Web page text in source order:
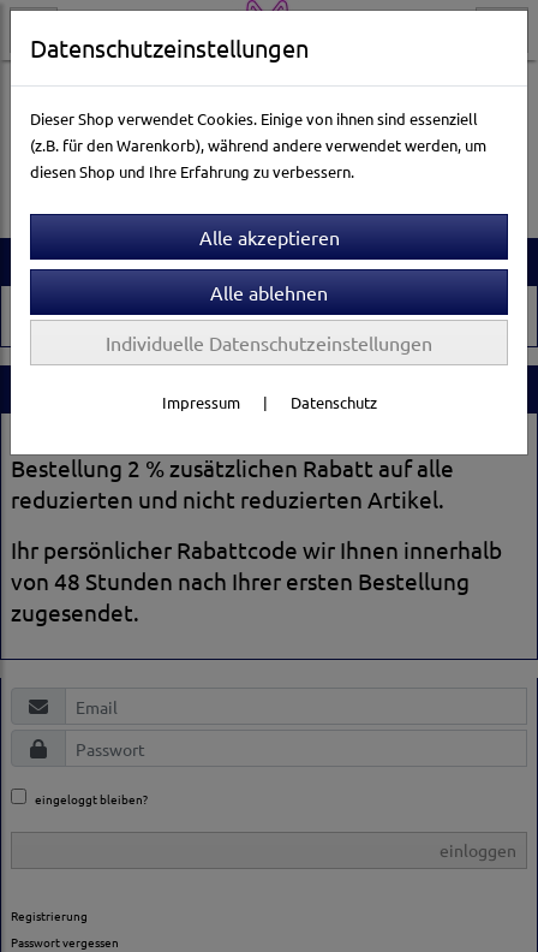
Artikelsuche
Es wurden leider keine Produkte gefunden.
Bestellung 2 % zusätzlichen Rabatt auf alle
reduzierten und nicht reduzierten Artikel.
Ihr persönlicher Rabattcode wir Ihnen innerhalb
von 48 Stunden nach Ihrer ersten Bestellung
zugesendet.
eingeloggt bleiben?
einloggen
Registrierung
Passwort vergessen
Datenschutzeinstellungen
Dieser Shop verwendet Cookies. Einige von ihnen sind essenziell
(z.B. für den Warenkorb), während andere verwendet werden, um
diesen Shop und Ihre Erfahrung zu verbessern.
Individuelle Datenschutzeinstellungen
Impressum | Datenschutz